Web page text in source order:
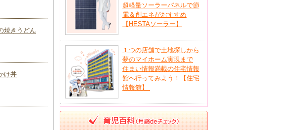
焼きうどん
け丼
超軽量ソーラーパネルで節
電＆創エネがおすすめ
【HESTAソーラー】
１つの店舗で土地探しから
夢のマイホーム実現まで
住まい情報満載の住宅情報
館へ行ってみよう！【住宅
情報館】